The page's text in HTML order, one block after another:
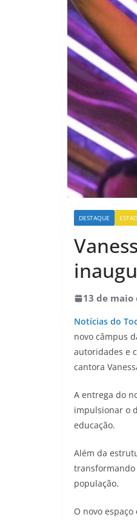
DESTAQUE
13 de maio
Notícias do
novo câmpus
autoridades e
cantora
A entrega do
impulsionar o
educação.
Além da
transformando
população.
O novo